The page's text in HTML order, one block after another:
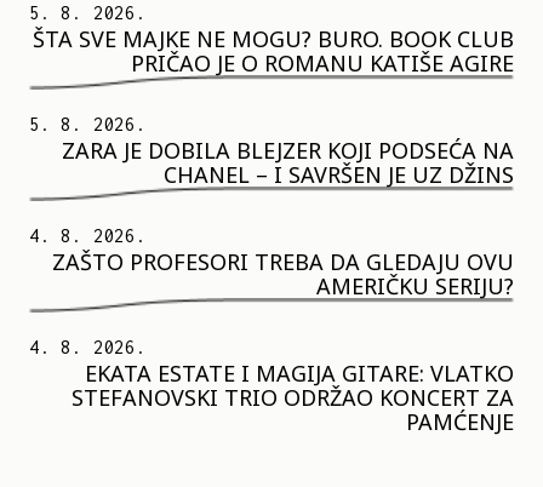
5. 8. 2026.
ŠTA SVE MAJKE NE MOGU? BURO. BOOK CLUB
PRIČAO JE O ROMANU KATIŠE AGIRE
5. 8. 2026.
ZARA JE DOBILA BLEJZER KOJI PODSEĆA NA
CHANEL – I SAVRŠEN JE UZ DŽINS
4. 8. 2026.
ZAŠTO PROFESORI TREBA DA GLEDAJU OVU
AMERIČKU SERIJU?
4. 8. 2026.
EKATA ESTATE I MAGIJA GITARE: VLATKO
STEFANOVSKI TRIO ODRŽAO KONCERT ZA
PAMĆENJE